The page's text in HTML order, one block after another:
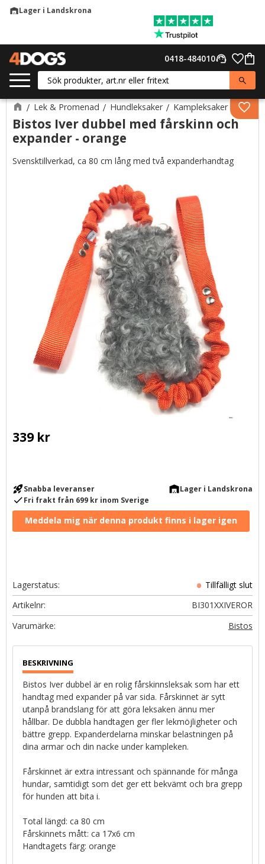
warehouseLager i Landskrona
support_agent
0418-484010
Lek & Promenad Hundleksaker Kampleksaker
Bistos Iver dubbel med fårskinn och
expander - orange
Svensktillverkad, ca 80 cm lång med två expanderhandtag
339kr
rocket_launchSnabba leveranser warehouseLager i Landskrona
checkFri frakt från 699 kr inom Sverige
Lagerstatus
Artikelnr
BI301XXIVEROR
Bistos
Bistos Iver dubbel är en rolig fårskinnsleksak som har ett
handtag med expander på var sida. Fårskinnet är sytt
utanpå brandslang för att göra leksaken ännu mer
hållbar. De dubbla handtagen ger fler lekmöjligheter och
bättre grepp. Expanderdelarna minskar belastningen på
dina armar och din nacke under kampleken.
Fårskinnet är extra intressant och spännande för många
hundar, samtidigt som det ger ett bekvämt och bra grepp
för hunden att bita i.
Total längd: ca 80 cm
Fårskinnets mått: ca 17x6 cm
Handtagets färg: orange